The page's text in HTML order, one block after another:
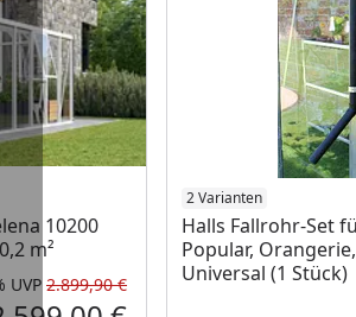
10200
m²
Rabatt in Prozent
Ursprünglicher Preis
UVP 2.899,90 €
2 Varianten
Halls Fallrohr-Set
Popular,
Universal (1 Stück)